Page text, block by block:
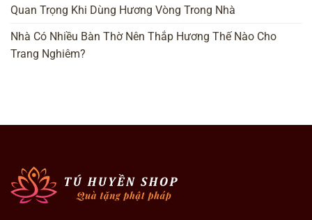
Quan Trọng Khi Dùng Hương Vòng Trong Nhà
Nhà Có Nhiều Bàn Thờ Nên Thắp Hương Thế Nào Cho
Trang Nghiêm?